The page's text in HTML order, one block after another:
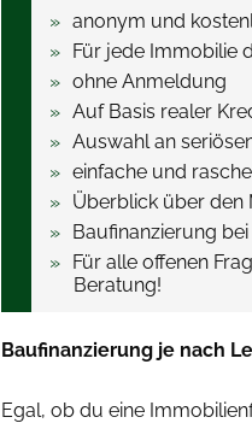
anonym und
Für jede Immobilie
ohne Anmeldung
Auf Basis realer
Auswahl an
einfache und
Überblick über den
Baufinanzierung
Für alle offenen
Beratung!
Baufinanzierung je nach
Egal, ob du eine